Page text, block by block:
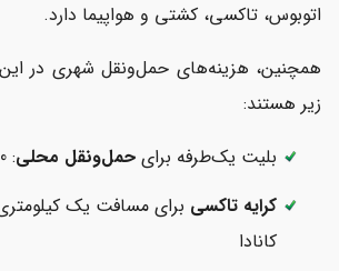
اتوبوس، تاکسی، کشتی و هواپیما دارد.
همچنین، هزینه‌های حمل‌ونقل شهری در
زیر هستند:
بلیت یک‌طرفه برای حمل‌‎ونقل محلی
: 2.50 دلار کانادا
کرایه تاکسی
کانادا